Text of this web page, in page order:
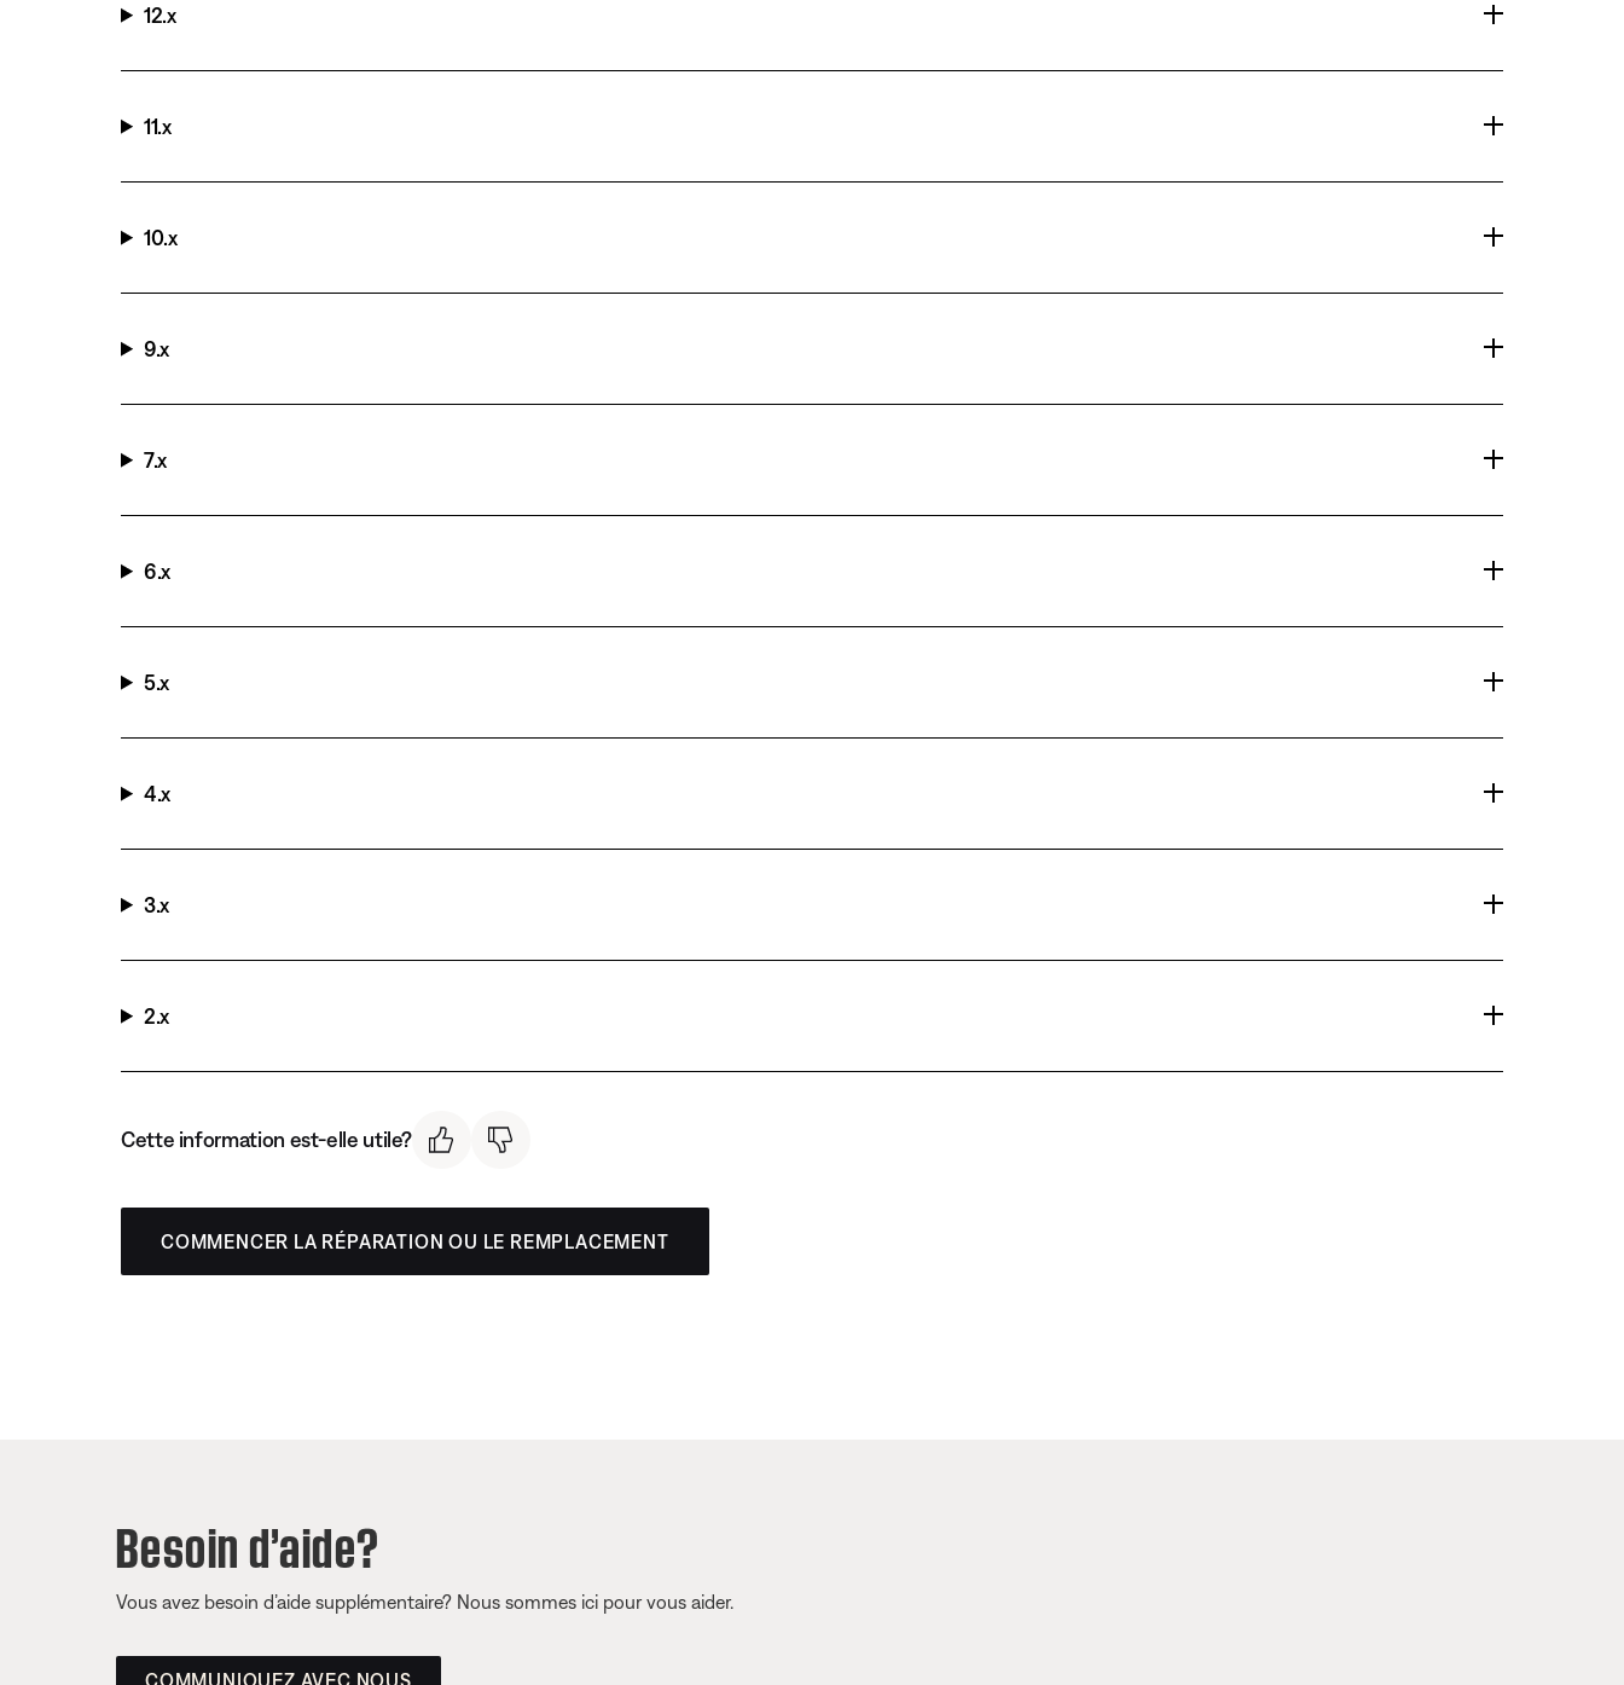
12.x
11.x
10.x
9.x
7.x
6.x
5.x
4.x
3.x
2.x
Cette information est-elle utile?
COMMENCER LA RÉPARATION OU LE REMPLACEMENT
Besoin d’aide?
Vous avez besoin d’aide supplémentaire? Nous sommes ici pour vous aider.
COMMUNIQUEZ AVEC NOUS